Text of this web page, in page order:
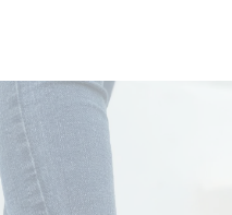
da ortaya koymazlar.
ile oldukça uygun bir yapıya
sahip olunabilir.
Yeni
hem çok kullanışlı hem de
içinde dahi sizin kendi
ile birlikte şimdi modayı